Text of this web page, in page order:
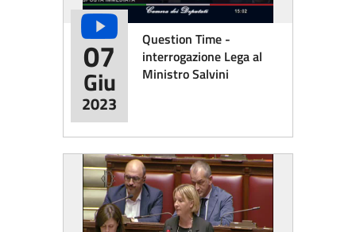
Question Time -
interrogazione Lega al
Ministro Salvini
07
Giu
2023